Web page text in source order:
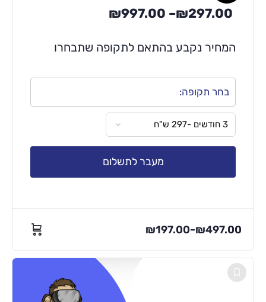
₪297.00
–
₪997.00
המחיר נקבע בהתאם לתקופה שתבחרו
בחר תקופה:
מעבר לתשלום
₪197.00–₪497.00